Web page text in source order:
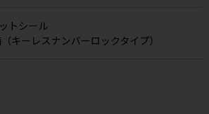
トシール
キーレスナンバーロックタイプ）